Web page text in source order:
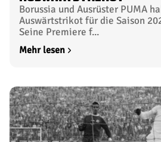
Borussia und Ausrüster PUMA
Auswärtstrikot für die Saison
Seine Premiere f...
Mehr lesen